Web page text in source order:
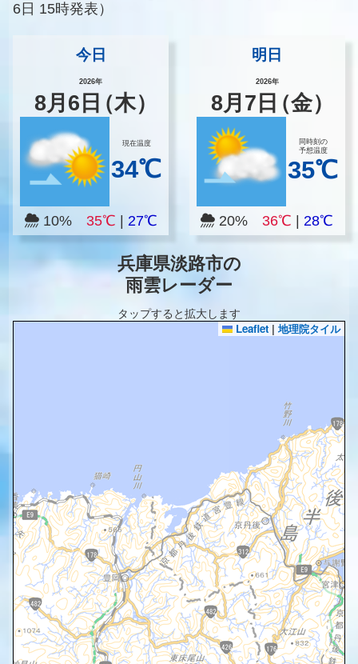
6日 15時発表）
今日
2026年
8月 6 日（木）
現在温度
34℃
10% 35℃ 27℃
明日
2026年
8月 7 日（金）
同時刻の
予想温度
35℃
20%36℃ |28℃
兵庫県淡路市の
雨雲レーダー
タップすると拡大します
Leaflet | 地理院タイル